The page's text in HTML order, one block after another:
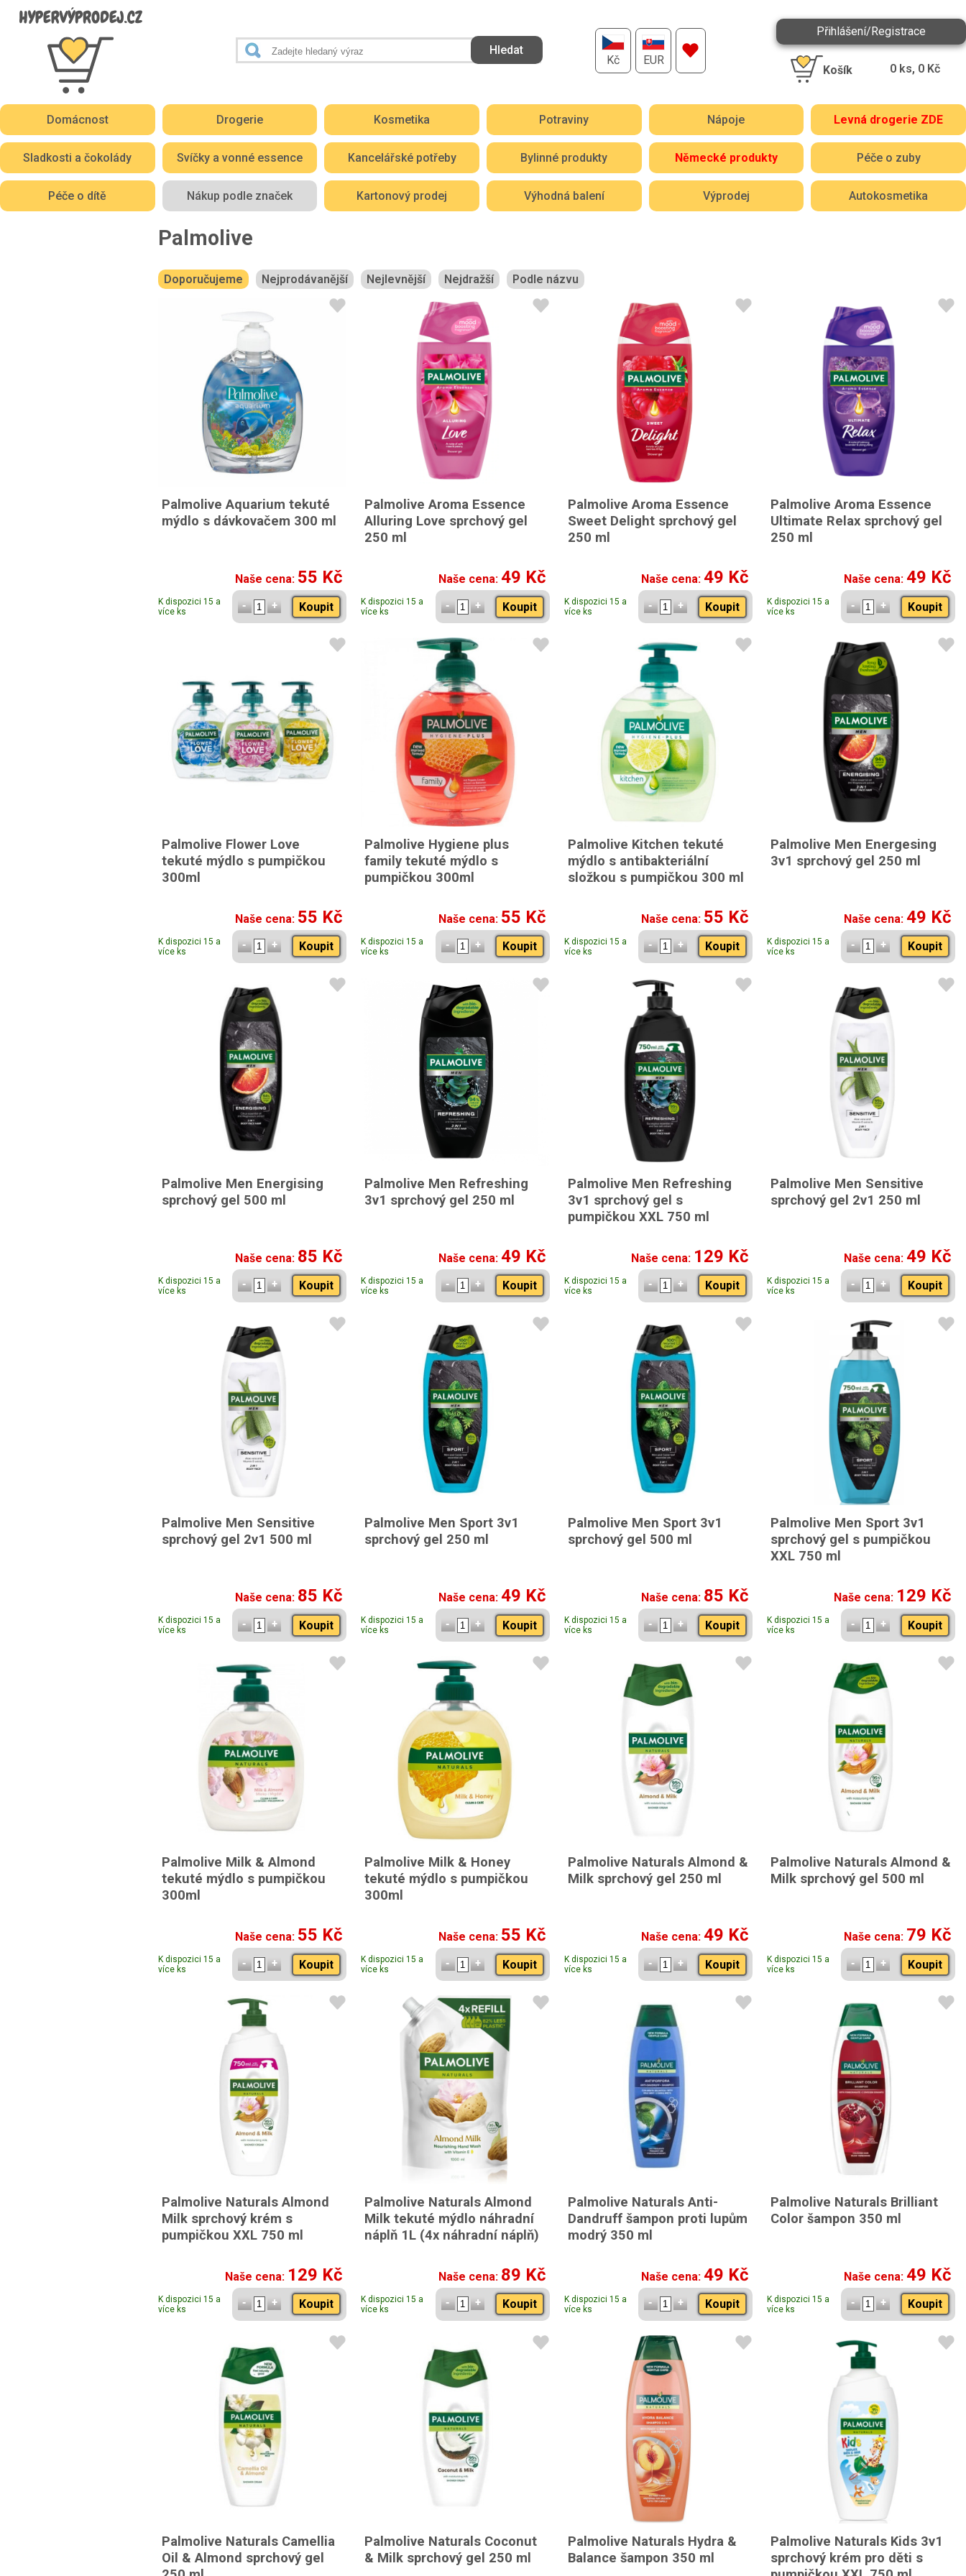
Kč EUR
Přihlášení/Registrace
Košík 0 ks, 0 Kč
Domácnost Drogerie Kosmetika Potraviny Nápoje Levná drogerie ZDE
Sladkosti a čokolády Svíčky a vonné essence Kancelářské potřeby Bylinné produkty Německé produkty Péče o zuby
Péče o dítě Nákup podle značek Kartonový prodej Výhodná balení Výprodej Autokosmetika
Palmolive
Doporučujeme Nejprodávanější Nejlevnější Nejdražší Podle názvu
Palmolive Aquarium tekuté
mýdlo s dávkovačem 300 ml
Naše cena: 55 Kč
K dispozici 15 a
více ks
Koupit
Palmolive Aroma Essence
Alluring Love sprchový gel
250 ml
Naše cena: 49 Kč
K dispozici 15 a
více ks
Koupit
Palmolive Aroma Essence
Sweet Delight sprchový gel
250 ml
Naše cena: 49 Kč
K dispozici 15 a
více ks
Koupit
Palmolive Aroma Essence
Ultimate Relax sprchový gel
250 ml
Naše cena: 49 Kč
K dispozici 15 a
více ks
Koupit
Palmolive Flower Love
tekuté mýdlo s pumpičkou
300ml
Naše cena: 55 Kč
K dispozici 15 a
více ks
Koupit
Palmolive Hygiene plus
family tekuté mýdlo s
pumpičkou 300ml
Naše cena: 55 Kč
K dispozici 15 a
více ks
Koupit
Palmolive Kitchen tekuté
mýdlo s antibakteriální
složkou s pumpičkou 300 ml
Naše cena: 55 Kč
K dispozici 15 a
více ks
Koupit
Palmolive Men Energesing
3v1 sprchový gel 250 ml
Naše cena: 49 Kč
K dispozici 15 a
více ks
Koupit
Palmolive Men Energising
sprchový gel 500 ml
Naše cena: 85 Kč
K dispozici 15 a
více ks
Koupit
Palmolive Men Refreshing
3v1 sprchový gel 250 ml
Naše cena: 49 Kč
K dispozici 15 a
více ks
Koupit
Palmolive Men Refreshing
3v1 sprchový gel s
pumpičkou XXL 750 ml
Naše cena: 129 Kč
K dispozici 15 a
více ks
Koupit
Palmolive Men Sensitive
sprchový gel 2v1 250 ml
Naše cena: 49 Kč
K dispozici 15 a
více ks
Koupit
Palmolive Men Sensitive
sprchový gel 2v1 500 ml
Naše cena: 85 Kč
K dispozici 15 a
více ks
Koupit
Palmolive Men Sport 3v1
sprchový gel 250 ml
Naše cena: 49 Kč
K dispozici 15 a
více ks
Koupit
Palmolive Men Sport 3v1
sprchový gel 500 ml
Naše cena: 85 Kč
K dispozici 15 a
více ks
Koupit
Palmolive Men Sport 3v1
sprchový gel s pumpičkou
XXL 750 ml
Naše cena: 129 Kč
K dispozici 15 a
více ks
Koupit
Palmolive Milk & Almond
tekuté mýdlo s pumpičkou
300ml
Naše cena: 55 Kč
K dispozici 15 a
více ks
Koupit
Palmolive Milk & Honey
tekuté mýdlo s pumpičkou
300ml
Naše cena: 55 Kč
K dispozici 15 a
více ks
Koupit
Palmolive Naturals Almond &
Milk sprchový gel 250 ml
Naše cena: 49 Kč
K dispozici 15 a
více ks
Koupit
Palmolive Naturals Almond &
Milk sprchový gel 500 ml
Naše cena: 79 Kč
K dispozici 15 a
více ks
Koupit
Palmolive Naturals Almond
Milk sprchový krém s
pumpičkou XXL 750 ml
Naše cena: 129 Kč
K dispozici 15 a
více ks
Koupit
Palmolive Naturals Almond
Milk tekuté mýdlo náhradní
náplň 1L (4x náhradní náplň)
Naše cena: 89 Kč
K dispozici 15 a
více ks
Koupit
Palmolive Naturals Anti-
Dandruff šampon proti lupům
modrý 350 ml
Naše cena: 49 Kč
K dispozici 15 a
více ks
Koupit
Palmolive Naturals Brilliant
Color šampon 350 ml
Naše cena: 49 Kč
K dispozici 15 a
více ks
Koupit
Palmolive Naturals Camellia
Oil & Almond sprchový gel
Palmolive Naturals Coconut
& Milk sprchový gel 250 ml
Palmolive Naturals Hydra &
Balance šampon 350 ml
Palmolive Naturals Kids 3v1
sprchový krém pro děti s